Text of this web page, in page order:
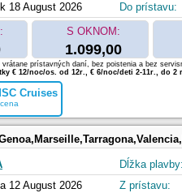
18 August 2026
Do prístavu:
S OKNOM:
1.099,00
Cruises
prístavných daní, bez poistenia a bez
€ 12/noc/os. od 12r., € 6/noc/deti 2-11r., do 2
12 August 2026
Dĺžka plavby:
Z prístavu: